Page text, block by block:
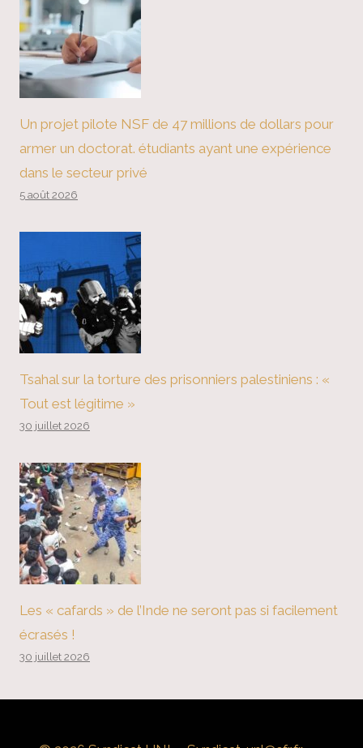
Un projet pilote NSF de 47 millions de dollars pour
armer un doctorat. étudiants ayant une expérience
dans le secteur privé
5 août 2026
Tsahal sur la torture des prisonniers palestiniens : «
Tout est légitime »
30 juillet 2026
Les « cafards » de l’Inde ne seront pas si facilement
écrasés !
30 juillet 2026